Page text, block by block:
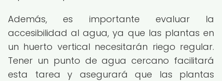
Además, es importante evaluar la
accesibilidad al agua, ya que las plantas en
un huerto vertical necesitarán riego regular.
Tener un punto de agua cercano facilitará
esta tarea y asegurará que las plantas